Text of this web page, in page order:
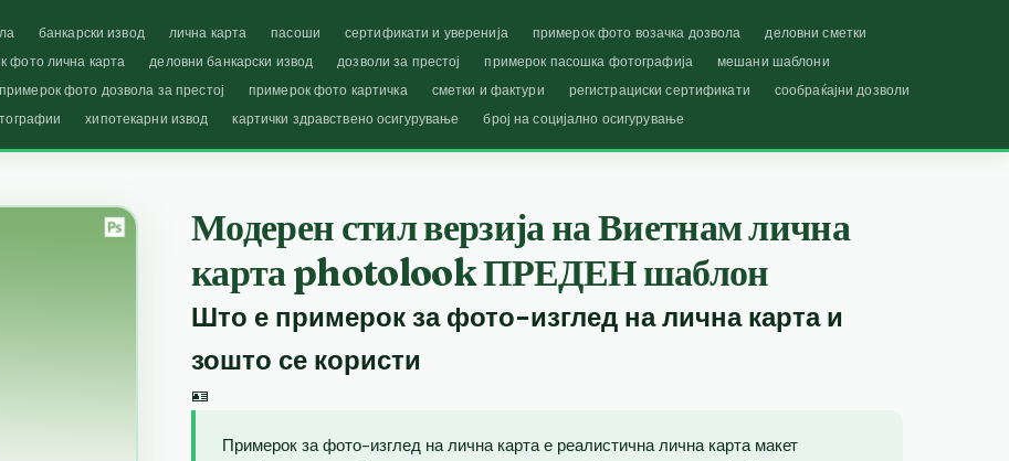
банкарски извод лична карта пасоши сертификати и уверенија примерок фото возачка дозвола
деловни сметки
фото лична карта деловни банкарски извод дозволи за престој примерок пасошка фотографија
мешани шаблони
примерок фото дозвола за престој примерок фото картичка сметки и фактури регистрациски сертификати
сообраќајни дозволи
хипотекарни извод картички здравствено осигурување број на социјално осигурување
Модерен стил верзија на Виетнам лична
карта photolook ПРЕДЕН шаблон
Што е примерок за фото-изглед на лична карта и
зошто се користи
🪪
Примерок за фото-изглед на лична карта е реалистична лична карта макет